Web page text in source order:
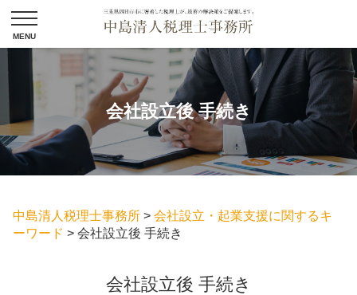
会社設立後 手続き
中島清人税理士事務所 > 会社設立・起業支援に関するキ
ーワード > 会社設立後 手続き
会社設立後 手続き